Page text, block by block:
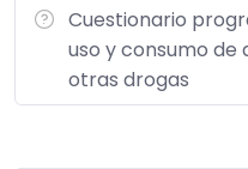
Cuestionario
uso y consumo
otras drogas